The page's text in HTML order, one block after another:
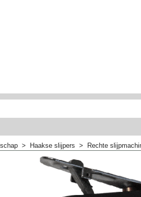
> Haakse slijpers > Rechte